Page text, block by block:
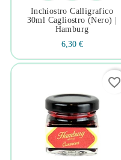
Inchiostro Calligrafico
30ml Cagliostro (nero) |
Hamburg
6,30 €
favorite_border